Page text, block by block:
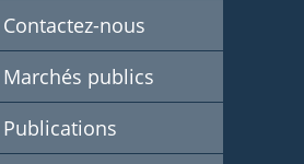
Contactez-nous
Marchés publics
Publications